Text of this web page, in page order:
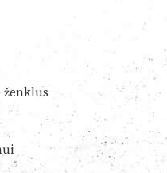
ženklus